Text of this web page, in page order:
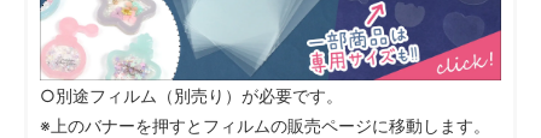
○別途フィルム（別売り）が必要です。
※上のバナーを押すとフィルムの販売ページに移動します。